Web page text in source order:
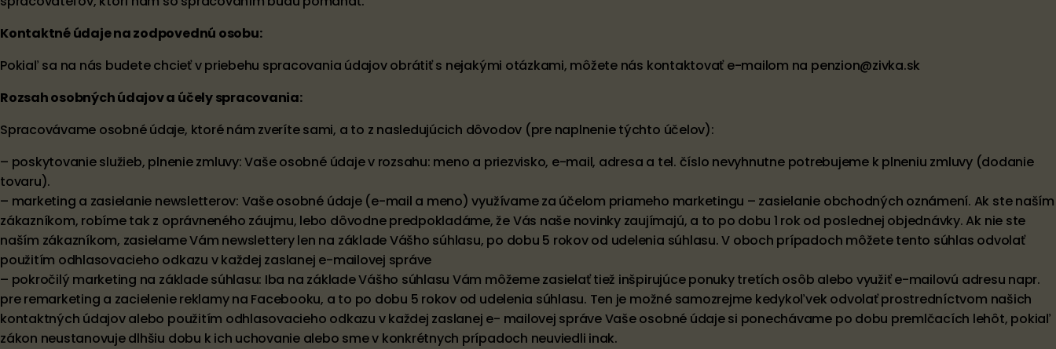
Kontaktné údaje na zodpovednú osobu:
Pokiaľ sa na nás budete chcieť v priebehu spracovania údajov obrátiť s nejakými otázkami, môžete nás kontaktovať e-mailom na penzion@zivka.sk
Rozsah osobných údajov a účely spracovania:
Spracovávame osobné údaje, ktoré nám zveríte sami, a to z nasledujúcich dôvodov (pre naplnenie týchto účelov):
– poskytovanie služieb, plnenie zmluvy: Vaše osobné údaje v rozsahu: meno a priezvisko, e-mail, adresa a tel. číslo nevyhnutne potrebujeme k plneniu zmluvy (dodanie
tovaru).
– marketing a zasielanie newsletterov: Vaše osobné údaje (e-mail a meno) využívame za účelom priameho marketingu – zasielanie obchodných oznámení. Ak ste naším
zákazníkom, robíme tak z oprávneného záujmu, lebo dôvodne predpokladáme, že Vás naše novinky zaujímajú, a to po dobu 1 rok od poslednej objednávky. Ak nie ste
naším zákazníkom, zasielame Vám newslettery len na základe Vášho súhlasu, po dobu 5 rokov od udelenia súhlasu. V oboch prípadoch môžete tento súhlas odvolať
použitím odhlasovacieho odkazu v každej zaslanej e-mailovej správe
– pokročilý marketing na základe súhlasu: Iba na základe Vášho súhlasu Vám môžeme zasielať tiež inšpirujúce ponuky tretích osôb alebo využiť e-mailovú adresu napr.
pre remarketing a zacielenie reklamy na Facebooku, a to po dobu 5 rokov od udelenia súhlasu. Ten je možné samozrejme kedykoľvek odvolať prostredníctvom našich
kontaktných údajov alebo použitím odhlasovacieho odkazu v každej zaslanej e- mailovej správe Vaše osobné údaje si ponechávame po dobu premlčacích lehôt, pokiaľ
zákon neustanovuje dlhšiu dobu k ich uchovanie alebo sme v konkrétnych prípadoch neuviedli inak.